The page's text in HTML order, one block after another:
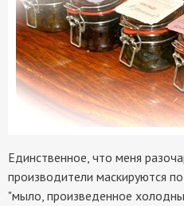
Единственное, что меня
производители маскируются
"мыло, произведенное